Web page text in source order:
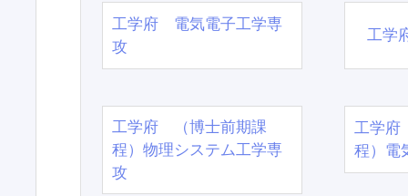
工学府 電気電子工学専
攻
工学
工学府 （博士前期課
程）物理システム工学専
攻
工学
程）電